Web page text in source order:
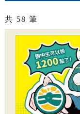
共 58 筆